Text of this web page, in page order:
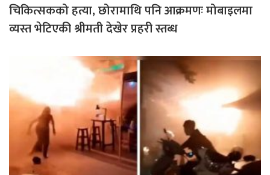
चिकित्सकको हत्या, छोरामाथि पनि आक्रमणः मोबाइलमा
व्यस्त भेटिएकी श्रीमती देखेर प्रहरी स्तब्ध